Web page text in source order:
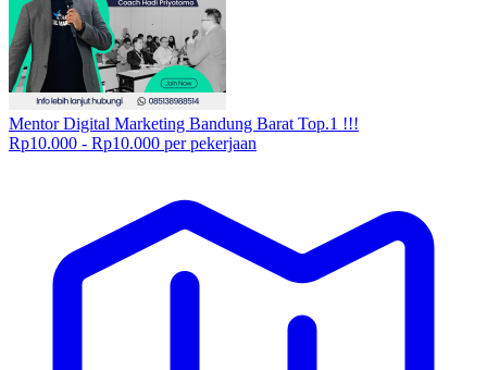
Mentor Digital Marketing Bandung Barat Top.1 !!!
Rp10.000 - Rp10.000 per pekerjaan